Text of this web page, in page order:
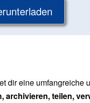
dir eine umfangreiche
archivieren, teilen,